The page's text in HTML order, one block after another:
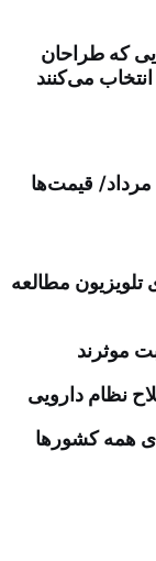
که طراحان
می‌کنند
قیمت طلا و سکه شنبه ۱۷ مرداد/ قیمت‌ها
مطالعه
موثرند
نظام دارویی
همه کشورها